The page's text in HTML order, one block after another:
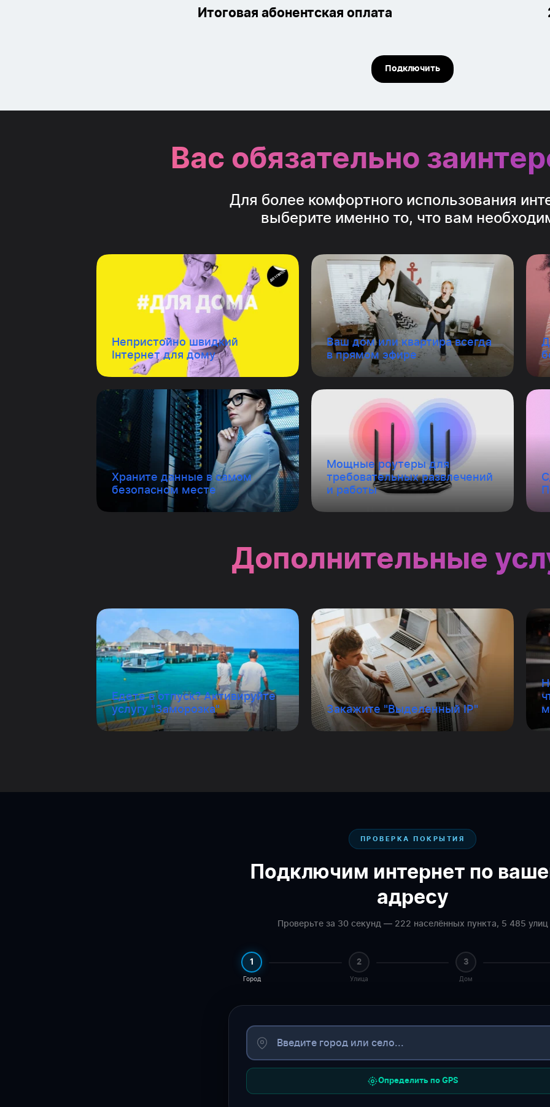
Итоговая абонентская оплата
Подключить
Вас обязательно
Для более комфортного использования
выберите именно то, что вам
Непристойно швидкий
Інтернет для дому
Ваш дом или квартира всегда
в прямом эфире
Храните данные в самом
безопасном месте
Мощные роутеры для
требовательных развлечений
и работы
Дополнительные
Едете в отпуск? Активируйте
услугу "Заморозка"
Закажите "Выделенный IP"
ПРОВЕРКА ПОКРЫТИЯ
Подключим интернет по
адресу
Проверьте за 30 секунд — 222 населённых пункта, 5 485 улиц
1
Город
2
Улица
3
Дом
Определить по GPS